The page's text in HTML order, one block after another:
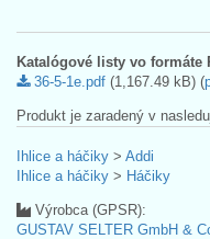
Katalógové listy vo formáte
36-5-1e.pdf (1,167.49 kB) (
Produkt je zaradený v
Ihlice a háčiky > Addi
Ihlice a háčiky > Háčiky
Výrobca (GPSR):
GUSTAV SELTER GmbH &